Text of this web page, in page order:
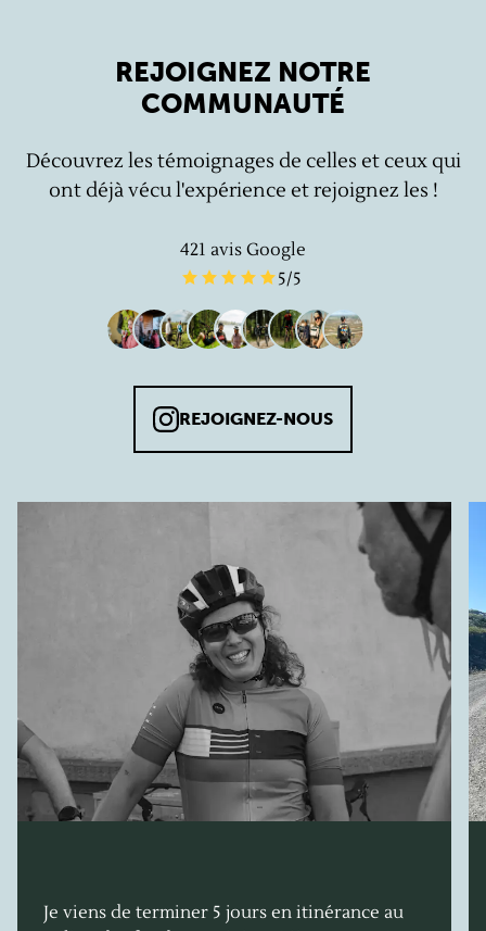
REJOIGNEZ NOTRE
COMMUNAUTÉ
Découvrez les témoignages de celles et ceux qui
ont déjà vécu l'expérience et rejoignez les !
421 avis Google
5/5
REJOIGNEZ-NOUS
Je viens de terminer 5 jours en itinérance au